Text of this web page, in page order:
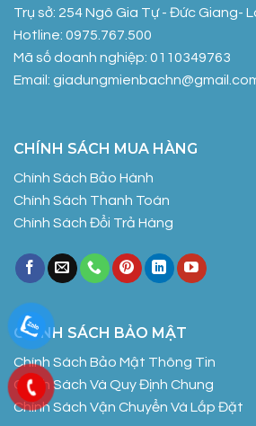
Trụ sở: 254 Ngô Gia Tự - Đức Giang-
Hotline: 0975.767.500
Mã số doanh nghiệp: 0110349763
Email:
CHÍNH SÁCH MUA HÀNG
Chính Sách Bảo Hành
Chính Sách Thanh Toán
Chính Sách Đổi Trả Hàng
CHÍNH SÁCH BẢO MẬT
Chính Sách Bảo Mật Thông Tin
Chính Sách Và Quy Định Chung
Chính Sách Vận Chuyển Và Lắp Đặt